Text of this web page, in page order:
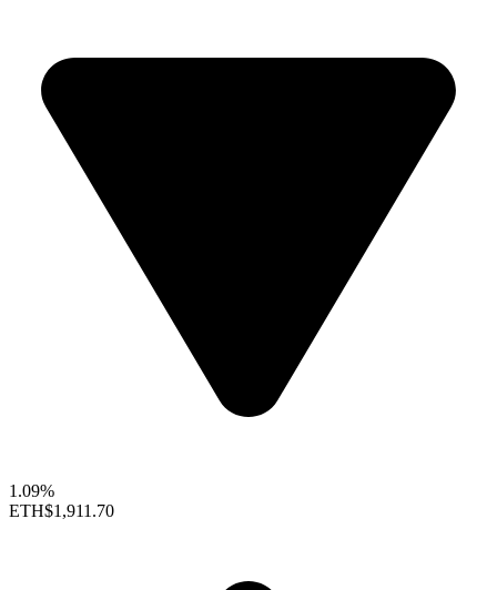
1.09%
ETH$1,911.70